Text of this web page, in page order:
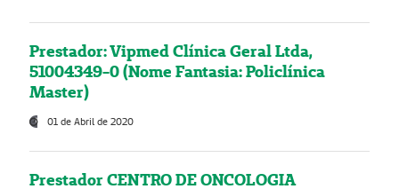
Prestador: Vipmed Clínica Geral Ltda,
51004349-0 (Nome Fantasia: Policlínica
Master)
01 de Abril de 2020
Prestador CENTRO DE ONCOLOGIA